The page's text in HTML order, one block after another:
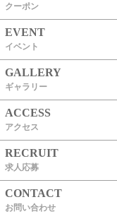
クーポン
EVENT
イベント
GALLERY
ギャラリー
ACCESS
アクセス
RECRUIT
求人応募
CONTACT
お問い合わせ